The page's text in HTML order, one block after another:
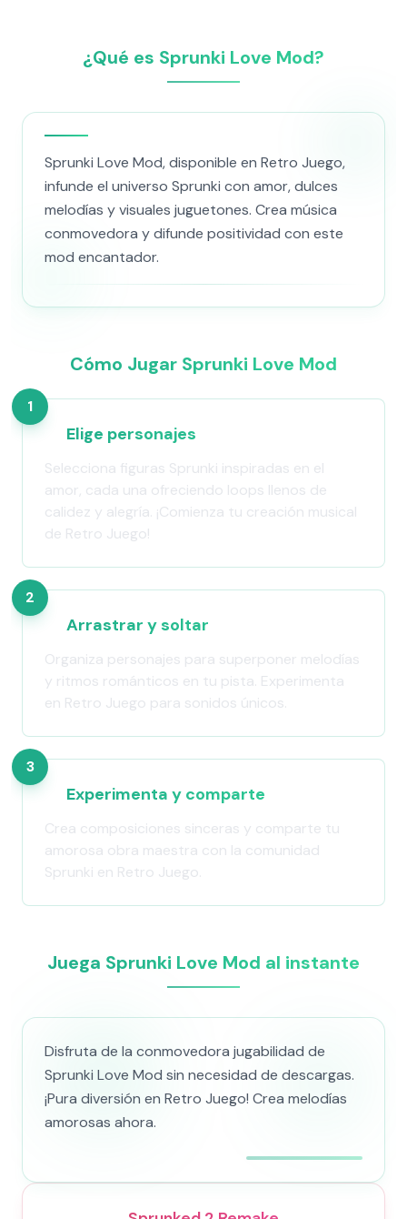
¿Qué es Sprunki Love Mod?
Sprunki Love Mod, disponible en Retro Juego,
infunde el universo Sprunki con amor, dulces
melodías y visuales juguetones. Crea música
conmovedora y difunde positividad con este
mod encantador.
Cómo Jugar Sprunki Love Mod
1
Elige personajes
Selecciona figuras Sprunki inspiradas en el
amor, cada una ofreciendo loops llenos de
calidez y alegría. ¡Comienza tu creación musical
de Retro Juego!
2
Arrastrar y soltar
Organiza personajes para superponer melodías
y ritmos románticos en tu pista. Experimenta
en Retro Juego para sonidos únicos.
3
Experimenta y comparte
Crea composiciones sinceras y comparte tu
amorosa obra maestra con la comunidad
Sprunki en Retro Juego.
Juega Sprunki Love Mod al instante
Disfruta de la conmovedora jugabilidad de
Sprunki Love Mod sin necesidad de descargas.
¡Pura diversión en Retro Juego! Crea melodías
amorosas ahora.